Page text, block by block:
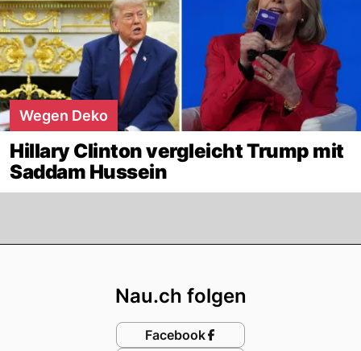
Wegen Deko
Hillary Clinton vergleicht Trump mit
Saddam Hussein
Nau.ch folgen
Facebook